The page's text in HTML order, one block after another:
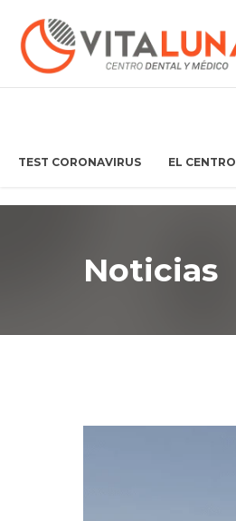
TEST CORONAVIRUS EL CENTRO
Noticias